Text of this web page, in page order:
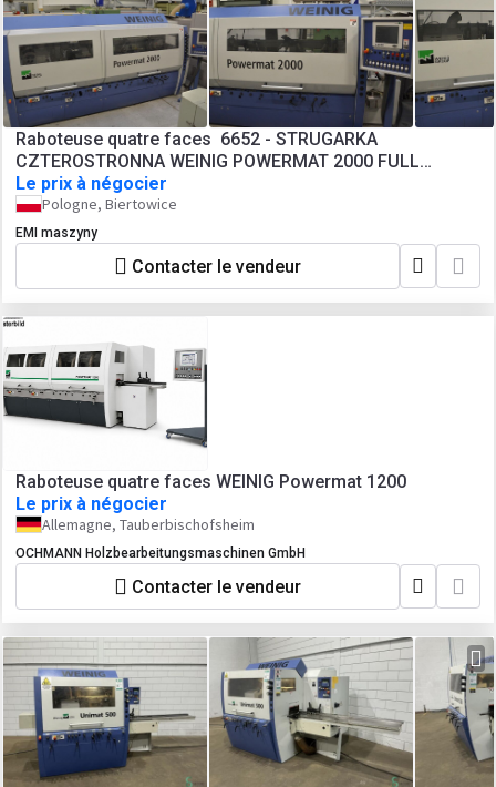
Raboteuse quatre faces 6652 - STRUGARKA
CZTEROSTRONNA WEINIG POWERMAT 2000 FULL
POWERLOCK
Le prix à négocier
Pologne, Biertowice
EMI maszyny
Contacter le vendeur
Raboteuse quatre faces WEINIG Powermat 1200
Le prix à négocier
Allemagne, Tauberbischofsheim
OCHMANN Holzbearbeitungsmaschinen GmbH
Contacter le vendeur